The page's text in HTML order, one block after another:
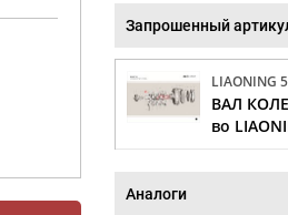
Запрошенный
LIAONING
ВАЛ
во
Аналоги